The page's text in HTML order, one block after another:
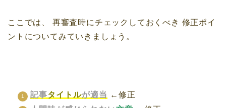
ここでは、 再審査時にチェックしておくべき 修正ポイ
ントについてみていきましょう。
記事タイトルが適当 ←修正